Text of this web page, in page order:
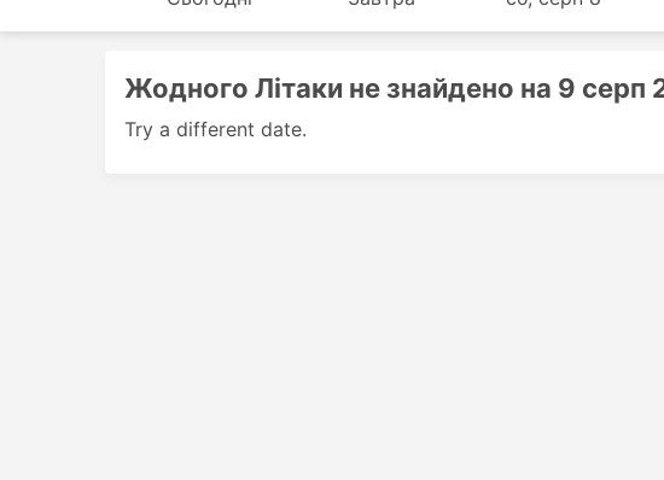
Жодного Лiтаки не знайдено на 9 серп
Try a different date.